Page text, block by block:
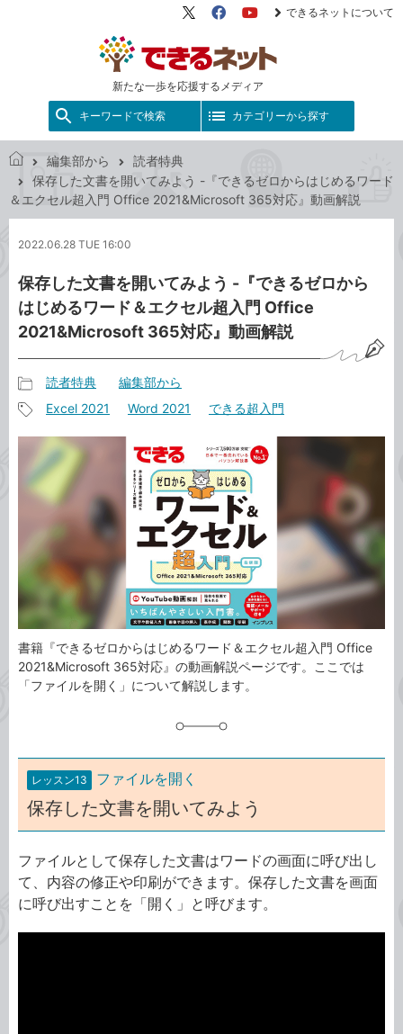
新たな一歩を応援するメディア
X（旧
FacebookYouTube
できるネットについて
キーワードで検索 カテゴリーから探す
で
き
ッ
編集部から
読者特典
保存した文書を開いてみよう -『できるゼロからはじめるワード
＆エクセル超入門 Office 2021&Microsoft 365対応』動画解説
2022.06.28 TUE 16:00
保存した文書を開いてみよう -『できるゼロから
はじめるワード＆エクセル超入門 Office
2021&Microsoft 365対応』動画解説
事
カ
テ
ゴ
リ
読者特典 編集部から
タ
グ
Excel 2021 Word 2021 できる超入門
書籍『できるゼロからはじめるワード＆エクセル超入門 Office
2021&Microsoft 365対応』の動画解説ページです。ここでは
「ファイルを開く」について解説します。
レッスン13 ファイルを開く
保存した文書を開いてみよう
ファイルとして保存した文書はワードの画面に呼び出し
て、内容の修正や印刷ができます。保存した文書を画面
に呼び出すことを「開く」と呼びます。